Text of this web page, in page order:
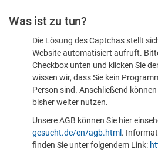
sind
Was ist zu tun?
Die Lösung des Captchas stellt
Website automatisiert aufruft.
Checkbox unten und klicken Sie
wissen wir, dass Sie kein
Person sind. Anschließend
bisher weiter nutzen.
Unsere AGB können Sie hier
gesucht.de/en/agb.html .
finden Sie unter folgendem Link: